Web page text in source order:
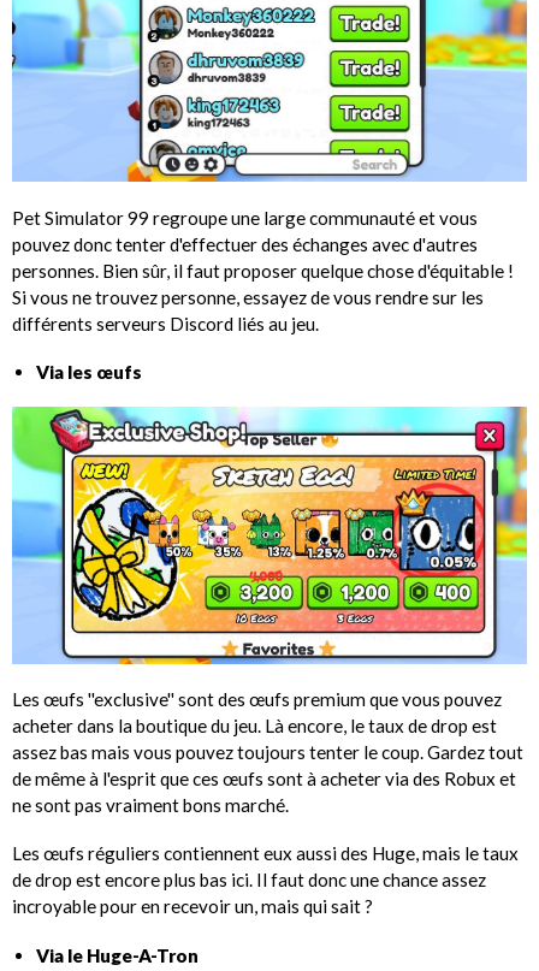
Pet Simulator 99 regroupe une large communauté et vous
pouvez donc tenter d'effectuer des échanges avec d'autres
personnes. Bien sûr, il faut proposer quelque chose d'équitable !
Si vous ne trouvez personne, essayez de vous rendre sur les
différents serveurs Discord liés au jeu.
Via les œufs
Les œufs ''exclusive'' sont des œufs premium que vous pouvez
acheter dans la boutique du jeu. Là encore, le taux de drop est
assez bas mais vous pouvez toujours tenter le coup. Gardez tout
de même à l'esprit que ces œufs sont à acheter via des Robux et
ne sont pas vraiment bons marché.
Les œufs réguliers contiennent eux aussi des Huge, mais le taux
de drop est encore plus bas ici. Il faut donc une chance assez
incroyable pour en recevoir un, mais qui sait ?
Via le Huge-A-Tron